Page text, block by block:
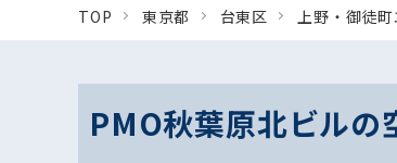
TOP 東京都 台東区 上野・御徒
PMO秋葉原北ビルの